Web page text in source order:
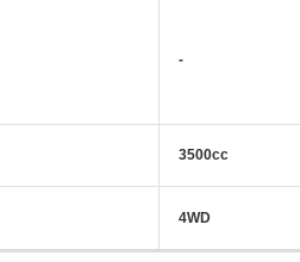
-
3500cc
4WD